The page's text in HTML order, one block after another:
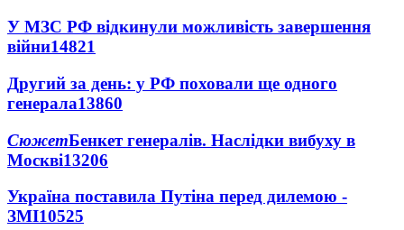
У МЗС РФ відкинули можливість завершення
війни14821
Другий за день: у РФ поховали ще одного
генерала13860
СюжетБенкет генералів. Наслідки вибуху в
Москві13206
Україна поставила Путіна перед дилемою -
ЗМІ10525